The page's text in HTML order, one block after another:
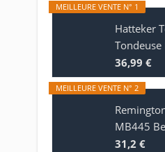
MEILLEURE VENTE N° 1
Hatteker
Tondeuse
36,99 €
MEILLEURE VENTE N° 2
MB445
31,2 €